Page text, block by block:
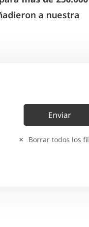
a nuestra
Borrar todos los